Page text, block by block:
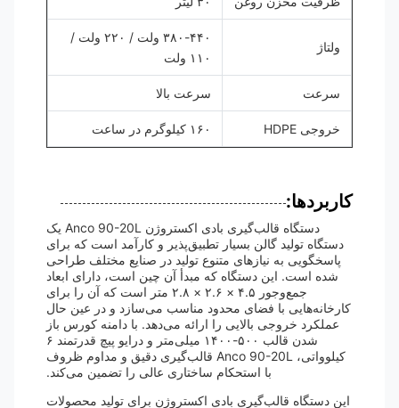
۳۸۰-۴۴۰ ولت / ۲۲۰ ولت /
سرعت سرعت بالا
خروجی HDPE
کاربردها:
دستگاه قالب‌گیری بادی اکستروژن Anco 90-20L یک
دستگاه تولید گالن بسیار تطبیق‌پذیر و کارآمد است که برای
پاسخگویی به نیازهای متنوع تولید در صنایع مختلف طراحی
شده است. این دستگاه که مبدأ آن چین است، دارای ابعاد
جمع‌وجور ۴.۵ × ۲.۶ × ۲.۸ متر است که آن را برای
کارخانه‌هایی با فضای محدود مناسب می‌سازد و در عین حال
عملکرد خروجی بالایی را ارائه می‌دهد. با دامنه کورس باز
شدن قالب ۵۰۰-۱۴۰۰ میلی‌متر و درایو پیچ قدرتمند ۶
کیلوواتی، Anco 90-20L قالب‌گیری دقیق و مداوم ظروف
با استحکام ساختاری عالی را تضمین می‌کند.
این دستگاه قالب‌گیری بادی اکستروژن برای تولید محصولات